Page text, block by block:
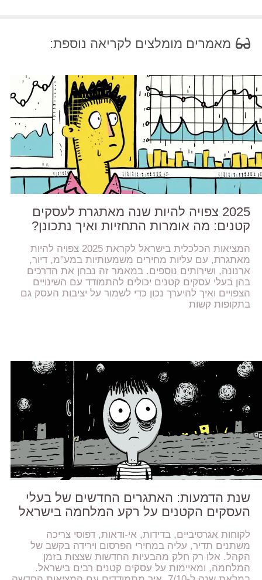
מאמרים מומלצים לקריאה נוספת:
2025 צפויה להיות שנה מאתגרת לעסקים
קטנים: מה אומרות התחזיות ואיך נתכונן?
המציאות הכלכלית בישראל לקראת 2025 צפויה להיות
מאתגרת, עם עליות מחירים משמעותיות במע"מ, דיור,
ארנונה, ושירותים נוספים. במאמר זה נבחן את הדרכים
בהן בעלי עסקים קטנים יכולים להתמודד עם השינויים
הצפויים ואיך להיערך נכון כדי לשמור על יציבות העסק גם
בתקופות קשות
שנת הדמעות: האתגרים החדשים של בעלי
העסקים הקטנים על רקע המלחמה בישראל
לקוחות אגרסיביים, בדידות, אי-ודאות, דפוסי צריכה
משתנים תדיר, עליה במחירי הפרסום וירידה בקשב של
הקהל. אלו רק חלק מהבעיות החדשות שצצות בזמן
המלחמה, ומאיימות על עסקים קטנים רבים בישראל.